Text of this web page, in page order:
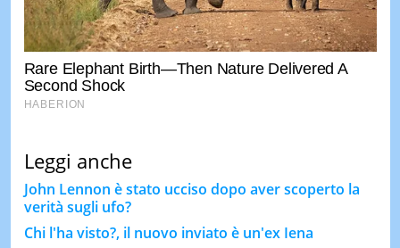
Leggi anche
John Lennon è stato ucciso dopo aver scoperto la
verità sugli ufo?
Chi l'ha visto?, il nuovo inviato è un'ex Iena